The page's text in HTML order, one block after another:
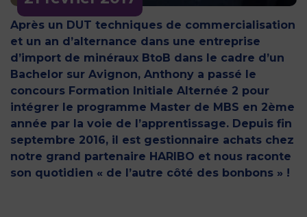
Après un DUT techniques de commercialisation
et un an d’alternance dans une entreprise
d’import de minéraux BtoB dans le cadre d’un
Bachelor sur Avignon, Anthony a passé le
concours Formation Initiale Alternée 2 pour
intégrer le programme Master de MBS en 2ème
année par la voie de l’apprentissage. Depuis fin
septembre 2016, il est gestionnaire achats chez
notre grand partenaire HARIBO et nous raconte
son quotidien « de l’autre côté des bonbons » !